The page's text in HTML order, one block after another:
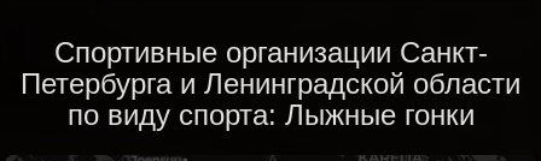
Спортивные организации Санкт-
Петербурга и Ленинградской области
по виду спорта: Лыжные гонки